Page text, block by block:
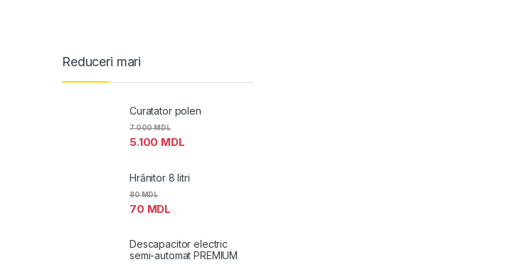
Reduceri mari
Curatator polen
5.100 MDL
7.000MDL
Hrănitor 8 litri
70 MDL
80MDL
Descapacitor electric
semi-automat PREMIUM